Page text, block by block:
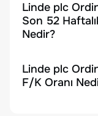
Linde plc
Son 52
Nedir?
Linde plc
F/K Oranı